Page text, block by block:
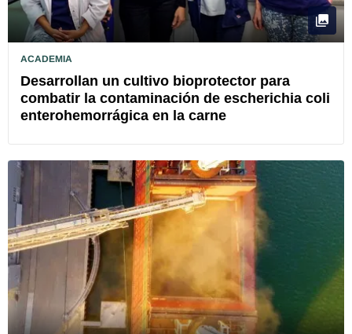
ACADEMIA
Desarrollan un cultivo bioprotector para
combatir la contaminación de escherichia coli
enterohemorrágica en la carne